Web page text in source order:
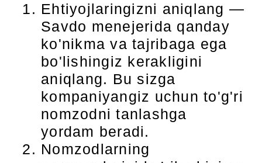
Ehtiyojlaringizni aniqlang —
Savdo menejerida qanday
ko'nikma va tajribaga ega
bo'lishingiz kerakligini
aniqlang. Bu sizga
kompaniyangiz uchun to'g'ri
nomzodni tanlashga
yordam beradi.
Nomzodlarning